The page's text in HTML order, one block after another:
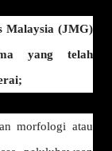
Malaysia (JMG)
yang telah
morfologi atau